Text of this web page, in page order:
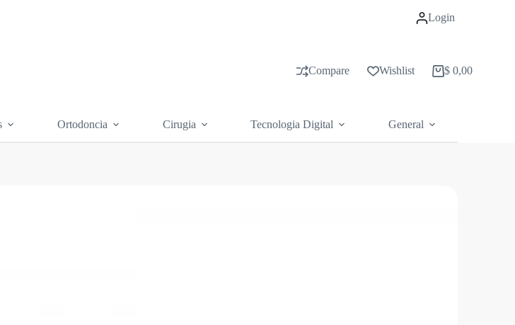
Login
Compare Wishlist
Carrito
$ 0,00
Ortodoncia Cirugia Tecnologia Digital General